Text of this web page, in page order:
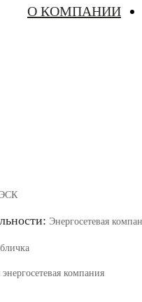
О КОМПАНИИ
Энергосетевая
компания